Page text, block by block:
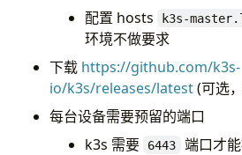
配置 hosts
k3s-
环境不做要求
下载 https://github.com/k3s-
io/k3s/releases/latest(可选
每台设备需要预留的端口
k3s 需要
6443
端口才